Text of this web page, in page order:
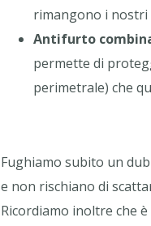
rimangono i nostri
Antifurto
permette di
perimetrale) che
Fughiamo subito un
e non rischiano di
Ricordiamo inoltre che